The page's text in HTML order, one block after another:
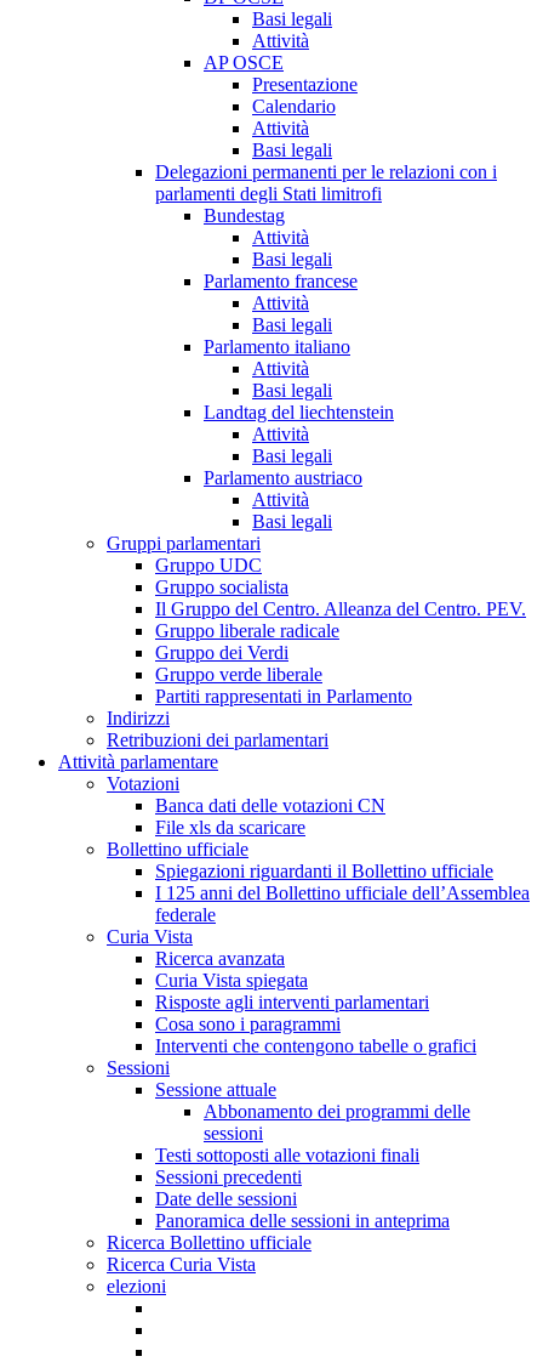
Basi legali
Attività
AP OSCE
Presentazione
Calendario
Attività
Basi legali
Delegazioni permanenti per le relazioni con i
parlamenti degli Stati limitrofi
Bundestag
Attività
Basi legali
Parlamento francese
Attività
Basi legali
Parlamento italiano
Attività
Basi legali
Landtag del liechtenstein
Attività
Basi legali
Parlamento austriaco
Attività
Basi legali
Gruppi parlamentari
Gruppo UDC
Gruppo socialista
Il Gruppo del Centro. Alleanza del Centro. PEV.
Gruppo liberale radicale
Gruppo dei Verdi
Gruppo verde liberale
Partiti rappresentati in Parlamento
Indirizzi
Retribuzioni dei parlamentari
Attività parlamentare
Votazioni
Banca dati delle votazioni CN
File xls da scaricare
Bollettino ufficiale
Spiegazioni riguardanti il Bollettino ufficiale
I 125 anni del Bollettino ufficiale dell’Assemblea
federale
Curia Vista
Ricerca avanzata
Curia Vista spiegata
Risposte agli interventi parlamentari
Cosa sono i paragrammi
Interventi che contengono tabelle o grafici
Sessioni
Sessione attuale
Abbonamento dei programmi delle
sessioni
Testi sottoposti alle votazioni finali
Sessioni precedenti
Date delle sessioni
Panoramica delle sessioni in anteprima
Ricerca Bollettino ufficiale
Ricerca Curia Vista
elezioni